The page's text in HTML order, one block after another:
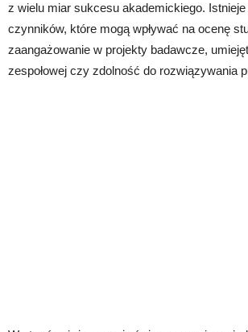
z wielu miar sukcesu akademickiego.
czynników, które mogą wpływać na ocenę
zaangażowanie w projekty badawcze,
zespołowej czy zdolność do rozwiązywania